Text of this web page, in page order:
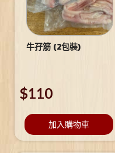
牛孖筋 (2包裝)
$110
加入購物車